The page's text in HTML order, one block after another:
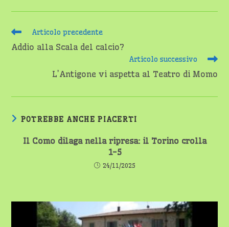
Leggi
articoli
Articolo precedente
Addio alla Scala del calcio?
Articolo successivo
L’Antigone vi aspetta al Teatro di Momo
POTREBBE ANCHE PIACERTI
Il Como dilaga nella ripresa: il Torino crolla
1-5
24/11/2025